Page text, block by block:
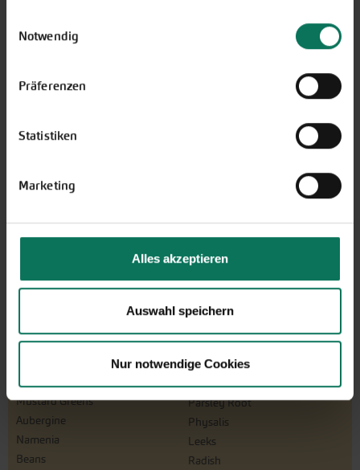
Sie können Ihre Einwilligung unter dem Link Cookie-
Notwendig
Präferenzen
Statistiken
Marketing
Alles akzeptieren
Auswahl speichern
Nur notwendige Cookies
Gift vouchers
The perfect gift for gardening
enthusiasts: Our digital gift voucher
Artichoke
Mustard Greens
Aubergine
Namenia
Beans
Parsnips
Parsley Root
Physalis
Leeks
Radish